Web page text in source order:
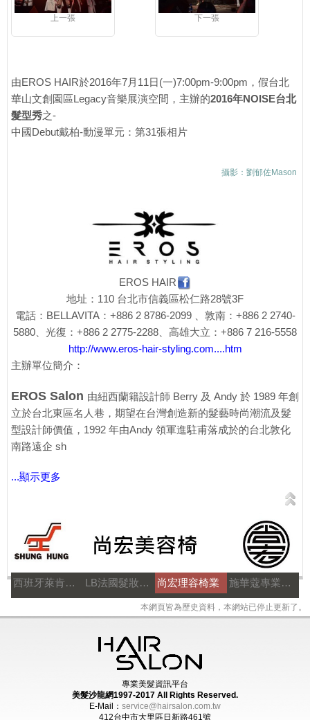
上一張 下一張
由EROS HAIR於2016年7月11日(一)7:00pm-9:00pm，假台北
華山文創園區Legacy音樂展演空間，主辦的2016年NOISE台北
髮型秀之-
中國Debut戴柏-動漫單元：第31張相片
攝影：劉郁佐Mason
EROS HAIR
地址：110 台北市信義區松仁路28號3F
電話：BELLAVITA：+886 2 8786-2099 、敦南：+886 2 2740-
5880、光復：+886 2 2775-2288、高雄大立：+886 7 216-5558
http://www.eros-hair-styling.com....htm
主辦單位簡介：
EROS Salon 由紐西蘭籍設計師 Berry 及 Andy 於 1989 年創
立於台北東區名人巷，期望在台灣創造新的髮藝時尚潮流及髮
型設計師價值，1992 年由Andy 領軍進駐甫落成於的台北敦化
南路遠企 sh
...顯示更多
西班牙萊肯髮品 LB法國髮妝之鑰 尚宏理容椅業 施華蔻專業美髮
本網頁皆為歷史資料，本網站已停止更新了。
專業美髮資訊平台
美髮沙龍網1997-2017 All Rights Reserved.
E-Mail： service@hairsalon.com.tw
412台中市大里區日新路461號